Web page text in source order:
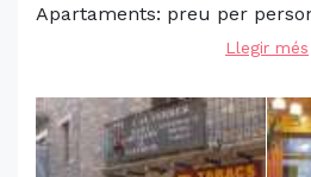
Apartaments: preu per
Llegir més